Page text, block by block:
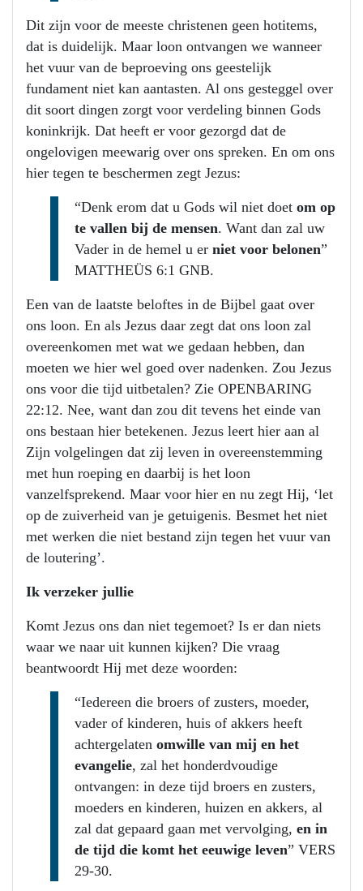
Dit zijn voor de meeste christenen geen hotitems,
dat is duidelijk. Maar loon ontvangen we wanneer
het vuur van de beproeving ons geestelijk
fundament niet kan aantasten. Al ons gesteggel over
dit soort dingen zorgt voor verdeling binnen Gods
koninkrijk. Dat heeft er voor gezorgd dat de
ongelovigen meewarig over ons spreken. En om ons
hier tegen te beschermen zegt Jezus:
“Denk erom dat u Gods wil niet doet om op
te vallen bij de mensen. Want dan zal uw
Vader in de hemel u er niet voor belonen”
MATTHEÜS 6:1 GNB.
Een van de laatste beloftes in de Bijbel gaat over
ons loon. En als Jezus daar zegt dat ons loon zal
overeenkomen met wat we gedaan hebben, dan
moeten we hier wel goed over nadenken. Zou Jezus
ons voor die tijd uitbetalen? Zie OPENBARING
22:12. Nee, want dan zou dit tevens het einde van
ons bestaan hier betekenen. Jezus leert hier aan al
Zijn volgelingen dat zij leven in overeenstemming
met hun roeping en daarbij is het loon
vanzelfsprekend. Maar voor hier en nu zegt Hij, ‘let
op de zuiverheid van je getuigenis. Besmet het niet
met werken die niet bestand zijn tegen het vuur van
de loutering’.
Ik verzeker jullie
Komt Jezus ons dan niet tegemoet? Is er dan niets
waar we naar uit kunnen kijken? Die vraag
beantwoordt Hij met deze woorden:
“Iedereen die broers of zusters, moeder,
vader of kinderen, huis of akkers heeft
achtergelaten omwille van mij en het
evangelie, zal het honderdvoudige
ontvangen: in deze tijd broers en zusters,
moeders en kinderen, huizen en akkers, al
zal dat gepaard gaan met vervolging, en in
de tijd die komt het eeuwige leven” VERS
29-30.